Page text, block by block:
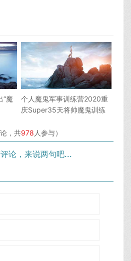
“魔
个人魔鬼军事训练营2020重
庆Super35天将帅魔鬼训练
论，共978 人参与）
论，来说两句吧...